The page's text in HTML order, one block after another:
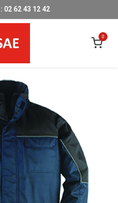
02 62 43 12 42
0